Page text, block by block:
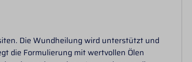
Die Wundheilung wird unterstützt und
die Formulierung mit wertvollen Ölen